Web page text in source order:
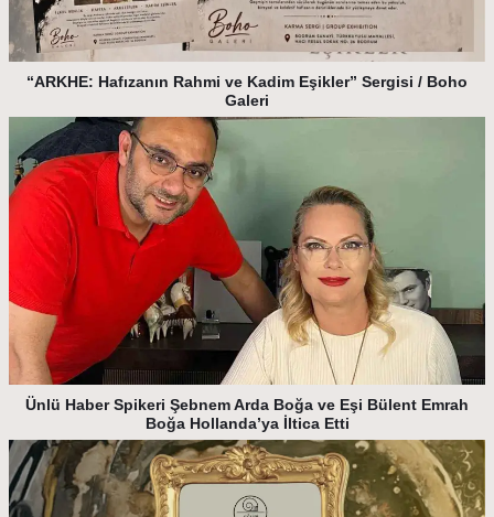
“ARKHE: Hafızanın Rahmi ve Kadim Eşikler” Sergisi / Boho
Galeri
Ünlü Haber Spikeri Şebnem Arda Boğa ve Eşi Bülent Emrah
Boğa Hollanda’ya İltica Etti